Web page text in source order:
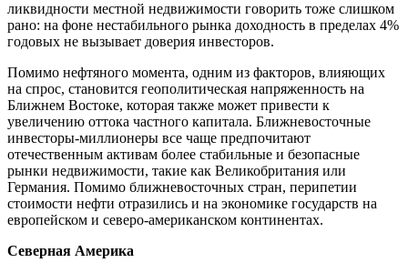
ликвидности местной недвижимости говорить тоже слишком
рано: на фоне нестабильного рынка доходность в пределах 4%
годовых не вызывает доверия инвесторов.
Помимо нефтяного момента, одним из факторов, влияющих
на спрос, становится геополитическая напряженность на
Ближнем Востоке, которая также может привести к
увеличению оттока частного капитала. Ближневосточные
инвесторы-миллионеры все чаще предпочитают
отечественным активам более стабильные и безопасные
рынки недвижимости, такие как Великобритания или
Германия. Помимо ближневосточных стран, перипетии
стоимости нефти отразились и на экономике государств на
европейском и северо-американском континентах.
Северная Америка